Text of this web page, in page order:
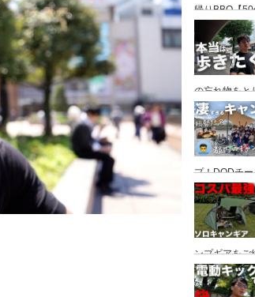
帰りBBQ【
ャンプ初心
イキャンプが
の忘れ物をと
グ→ ランチは
番屋へ
プ！DODチ
都内のキャン
ューランド”
ンプギアをご
ンプ飯も堪能
プ場で雨キャ